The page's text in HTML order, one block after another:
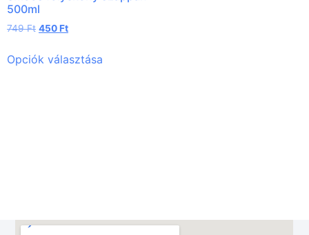
500ml
749Ft 450Ft
Opciók választása